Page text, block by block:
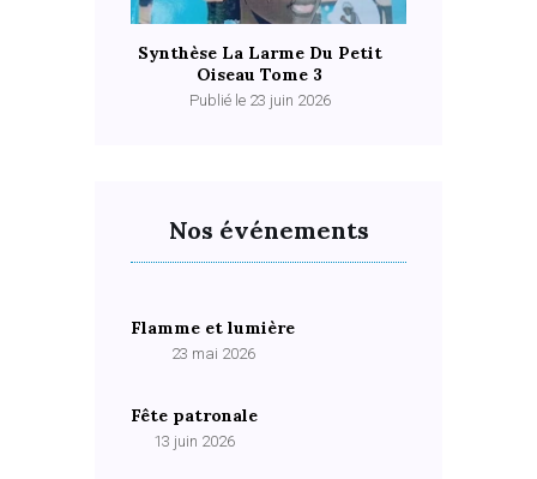
Synthèse La Larme Du Petit
Oiseau Tome 3
Publié le 23 juin 2026
Nos événements
Flamme et lumière
23 mai 2026
Fête patronale
13 juin 2026